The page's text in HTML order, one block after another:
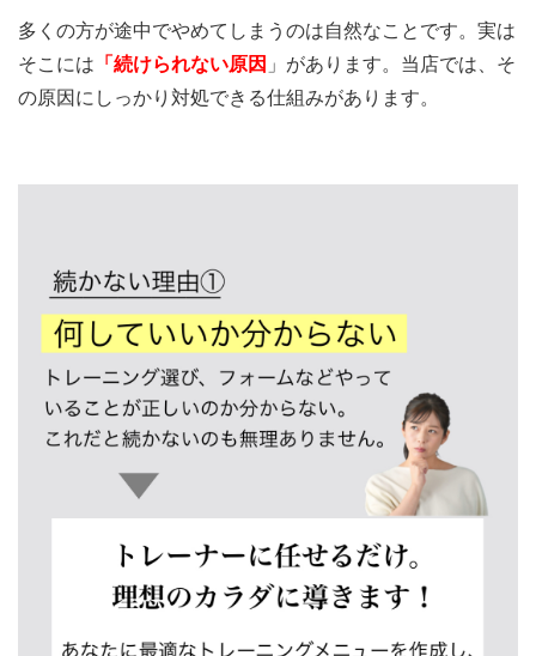
多くの方が途中でやめてしまうのは自然なことです。実は
そこには 「続けられない原因 」があります。 当店では、そ
の原因にしっかり対処できる仕組みがあります。